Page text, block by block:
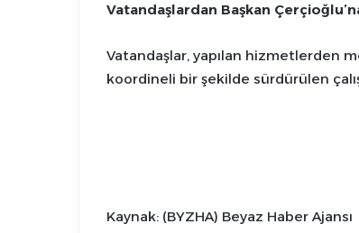
Vatandaşlardan Başkan
Vatandaşlar, yapılan hizmetlerden
koordineli bir şekilde sürdürülen
Kaynak: (BYZHA) Beyaz Haber Ajansı